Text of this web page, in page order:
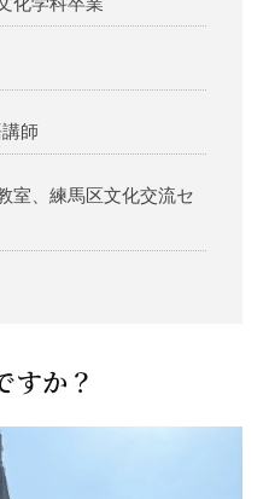
師
室、練馬区文化交流セ
すか？